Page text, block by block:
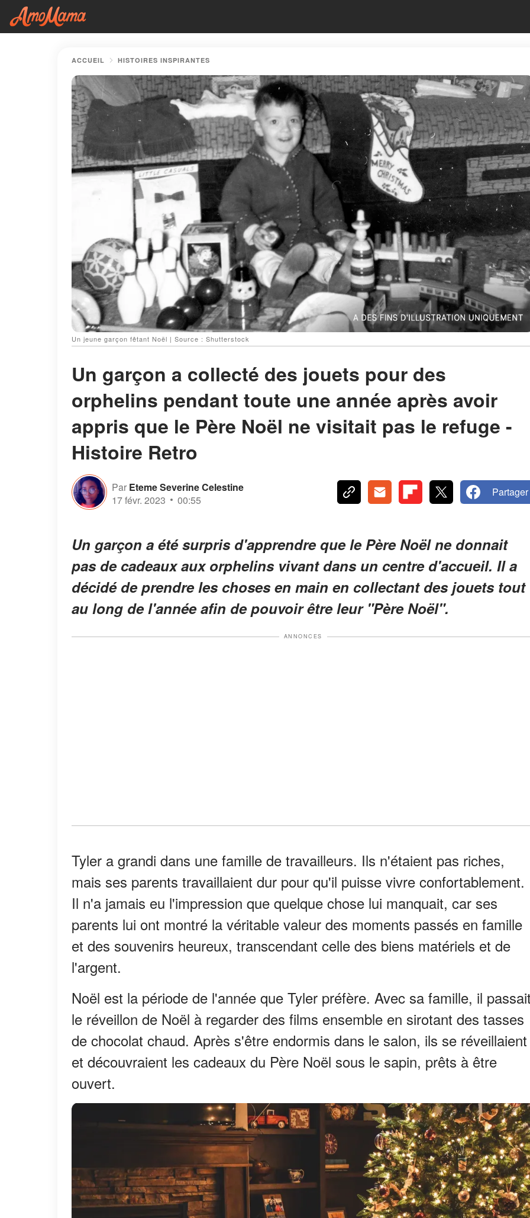
ACCUEIL HISTOIRES INSPIRANTES
Un jeune garçon fêtant Noël | Source : Shutterstock
Un garçon a collecté des jouets pour des
orphelins pendant toute une année après avoir
appris que le Père Noël ne visitait pas le refuge -
Histoire Retro
Par Eteme Severine Celestine
17 févr. 2023
00:55
Partager
Un garçon a été surpris d'apprendre que le Père Noël ne donnait
pas de cadeaux aux orphelins vivant dans un centre d'accueil. Il a
décidé de prendre les choses en main en collectant des jouets tout
au long de l'année afin de pouvoir être leur "Père Noël".
ANNONCES
Tyler a grandi dans une famille de travailleurs. Ils n'étaient pas riches,
mais ses parents travaillaient dur pour qu'il puisse vivre confortablement.
Il n'a jamais eu l'impression que quelque chose lui manquait, car ses
parents lui ont montré la véritable valeur des moments passés en famille
et des souvenirs heureux, transcendant celle des biens matériels et de
l'argent.
Noël est la période de l'année que Tyler préfère. Avec sa famille, il
le réveillon de Noël à regarder des films ensemble en sirotant des tasses
de chocolat chaud. Après s'être endormis dans le salon, ils se réveillaient
et découvraient les cadeaux du Père Noël sous le sapin, prêts à être
ouvert.